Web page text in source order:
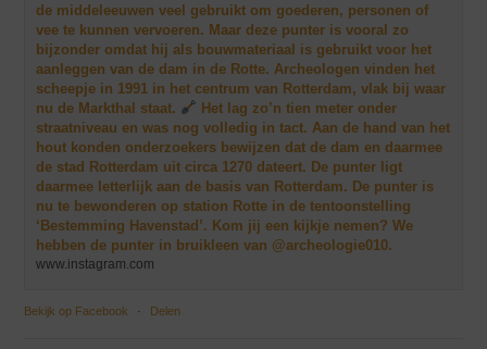
de middeleeuwen veel gebruikt om goederen, personen of
vee te kunnen vervoeren. Maar deze punter is vooral zo
bijzonder omdat hij als bouwmateriaal is gebruikt voor het
aanleggen van de dam in de Rotte. Archeologen vinden het
scheepje in 1991 in het centrum van Rotterdam, vlak bij waar
nu de Markthal staat.
Het lag zo’n tien meter onder
straatniveau en was nog volledig in tact. Aan de hand van het
hout konden onderzoekers bewijzen dat de dam en daarmee
de stad Rotterdam uit circa 1270 dateert. De punter ligt
daarmee letterlijk aan de basis van Rotterdam. De punter is
nu te bewonderen op station Rotte in de tentoonstelling
‘Bestemming Havenstad’. Kom jij een kijkje nemen? We
hebben de punter in bruikleen van @archeologie010.
www.instagram.com
Bekijk op Facebook · Delen